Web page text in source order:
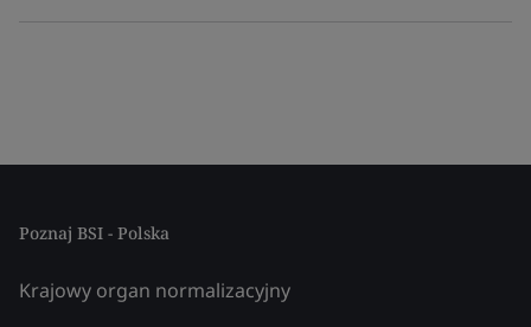
Poznaj BSI - Polska
Krajowy organ normalizacyjny